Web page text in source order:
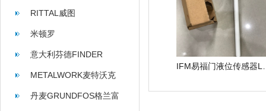
RITTAL威图
米顿罗
意大利芬德FINDER
METALWORK麦特沃克
丹麦GRUNDFOS格兰富
IFM易